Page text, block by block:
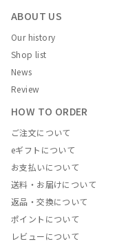
ABOUT US
Our history
Shop list
News
Review
HOW TO ORDER
ご注文について
eギフトについて
お支払いについて
送料・お届けについて
返品・交換について
ポイントについて
レビューについて